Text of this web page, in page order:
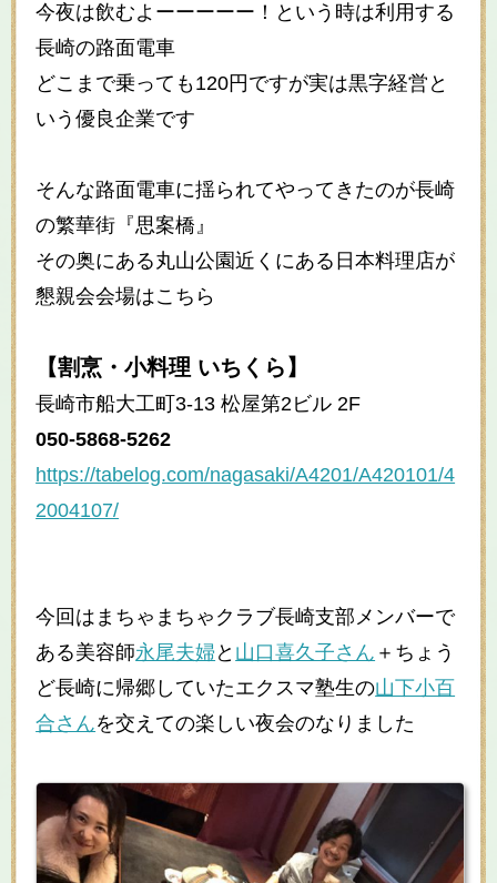
今夜は飲むよーーーーー！という時は利用する
長崎の路面電車
どこまで乗っても120円ですが実は黒字経営と
いう優良企業です
そんな路面電車に揺られてやってきたのが長崎
の繁華街『思案橋』
その奥にある丸山公園近くにある日本料理店が
懇親会会場はこちら
【割烹・小料理 いちくら】
長崎市船大工町3-13 松屋第2ビル 2F
050-5868-5262
https://tabelog.com/nagasaki/A4201/A420101/4
2004107/
今回はまちゃまちゃクラブ長崎支部メンバーで
ある美容師永尾夫婦と 山口喜久子さん ＋ちょう
ど長崎に帰郷していたエクスマ塾生の山下小百
合さんを交えての楽しい夜会のなりました